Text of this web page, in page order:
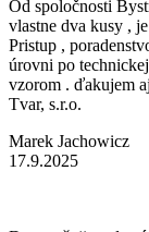
Od spoločnosti
vlastne dva kusy ,
Pristup ,
úrovni po
vzorom . ďakujem
Tvar, s.r.o.
Marek Jachowicz
17.9.2025